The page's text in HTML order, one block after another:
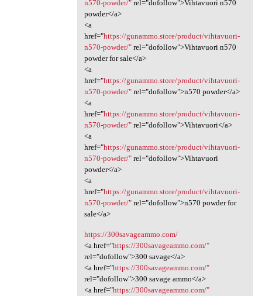
n570-powder/"rel="dofollow">Vihtavuori n570
powder</a>
<a
href="https://gunammo.store/product/vihtavuori-
n570-powder/"rel="dofollow">Vihtavuori n570
powder for sale</a>
<a
href="https://gunammo.store/product/vihtavuori-
n570-powder/"rel="dofollow">n570 powder</a>
<a
href="https://gunammo.store/product/vihtavuori-
n570-powder/"rel="dofollow">Vihtavuori</a>
<a
href="https://gunammo.store/product/vihtavuori-
n570-powder/"rel="dofollow">Vihtavuori
powder</a>
<a
href="https://gunammo.store/product/vihtavuori-
n570-powder/"rel="dofollow">n570 powder for
sale</a>
https://300savageammo.com/
<a href="https://300savageammo.com/"
rel="dofollow">300 savage</a>
<a href="https://300savageammo.com/"
rel="dofollow">300 savage ammo</a>
<a href="https://300savageammo.com/"